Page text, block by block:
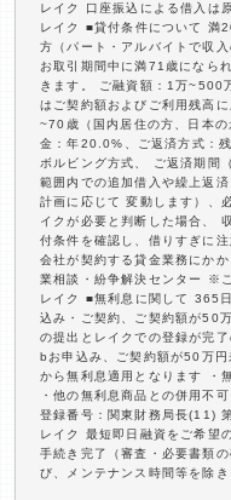
レイク 口座振込による借入は
レイク ■貸付条件について 満
方（パート・アルバイトで収
お取引期間中に満71歳になら
きます。 ご融資額：1万~500
はご契約額およびご利用残高
~70歳（国内居住の方、日本
金：年20.0%、ご返済方式：
ボルビング方式、 ご返済期間
範囲内での追加借入や繰上返
計画に応じて 変動します）、
イクが必要と判断した場合、
付条件を確認し、借りすぎに
会社が契約する貸金業務にか
業相談・紛争解決センター ※
レイク ■無利息に関して 365
込み・ご契約、ご契約額が50
の提出とレイクでの登録が完
bお申込み、ご契約額が50万
から無利息適用となります ・
・他の無利息商品との併用不
登録番号：関東財務局長(11)
レイク 最短即日融資をご希望
手続き完了（審査・必要書類
び、メンテナンス時間等を除き